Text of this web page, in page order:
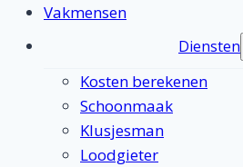
Vakmensen
Diensten
Kosten berekenen
Schoonmaak
Klusjesman
Loodgieter